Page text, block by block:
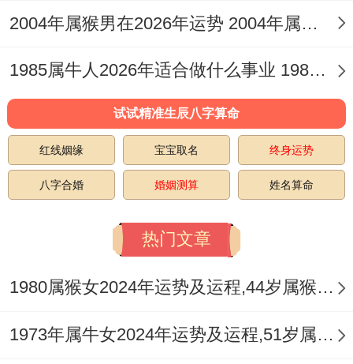
神」生财，正财来自职业表现，尤其利于管
用，投机行为易损，农历九月后「伤官」透
出，方可小试副业，建议重心放在主业积
累，偏财见好就收。
3.有哪些投资理财的建议？
主，上半年可关注教育、医疗类长期投资；
免与他人合伙高风险项目，尤其农历六月
「子午冲」时段，资金流动宜谨慎，若求财
2004年属猴男在2026年运势 2004年属猴男在2026虎年运势如何
1985属牛人2026年适合做什么事业 1985属牛人最倒霉的是那几年
试试精准生辰八字算命
红线姻缘 宝宝取名 终身运势
八字合婚 婚姻测算 姓名算命
热门文章
1980属猴女2024年运势及运程,44岁属猴人2024全年每月运势女性如何
1973年属牛女2024年运势及运程,51岁属牛人2024全年每月运势女性如何